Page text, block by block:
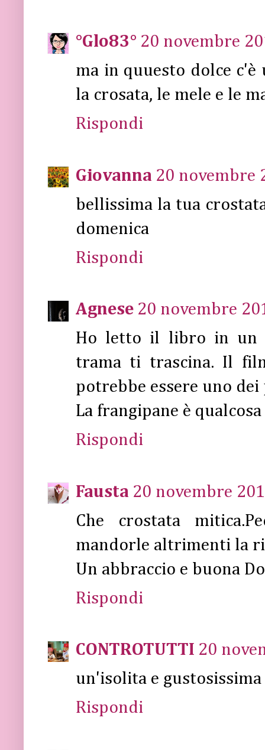
°Glo83° 20 novembre
ma in quuesto dolce
la crosata, le mele e le
Rispondi
Giovanna 20 novembre
bellissima la tua
domenica
Rispondi
Agnese 20 novembre
Ho letto il libro in un
trama ti trascina. Il
potrebbe essere uno
La frangipane è
Rispondi
Fausta 20 novembre
Che crostata
mandorle altrimenti la
Un abbraccio e buona
Rispondi
CONTROTUTTI 20
un'isolita e
Rispondi